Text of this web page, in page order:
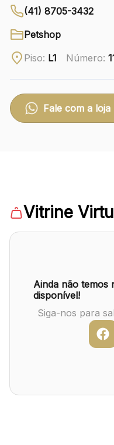
CONTATO
(41) 3216-1600
Comodidades
(41) 8705-3432
Petshop
Piso: L1 Número:
Fale com a loja
Vitrine
Ainda não temos
disponível!
Siga-nos para